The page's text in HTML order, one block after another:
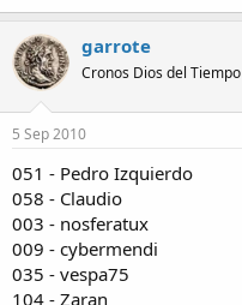
garrote
Cronos Dios del Tiempo
5 Sep 2010
051 - Pedro Izquierdo
058 - Claudio
003 - nosferatux
009 - cybermendi
035 - vespa75
104 - Zaran